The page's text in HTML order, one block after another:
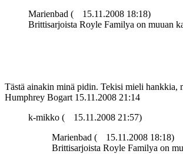
Marienbad (
15.11.2008 18:18)
Brittisarjoista Royle Familya on muuan
Tästä ainakin minä pidin. Tekisi mieli hankkia,
Humphrey Bogart 15.11.2008 21:14
k-mikko (
15.11.2008 21:57)
Marienbad (
15.11.2008 18:18)
Brittisarjoista Royle Familya on